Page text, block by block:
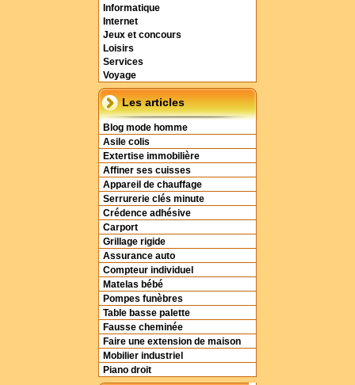
Informatique
Internet
Jeux et concours
Loisirs
Services
Voyage
Les articles
Blog mode homme
Asile colis
Extertise immobilière
Affiner ses cuisses
Appareil de chauffage
Serrurerie clés minute
Crédence adhésive
Carport
Grillage rigide
Assurance auto
Compteur individuel
Matelas bébé
Pompes funèbres
Table basse palette
Fausse cheminée
Faire une extension de maison
Mobilier industriel
Piano droit